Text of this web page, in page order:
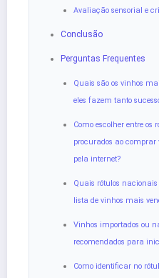
Avaliação sensorial e
Conclusão
Perguntas Frequentes
Quais são os vinhos
eles fazem tanto
Como escolher entre os
procurados ao
pela internet?
Quais rótulos
lista de vinhos mais
Vinhos importados ou
recomendados para
Como identificar no